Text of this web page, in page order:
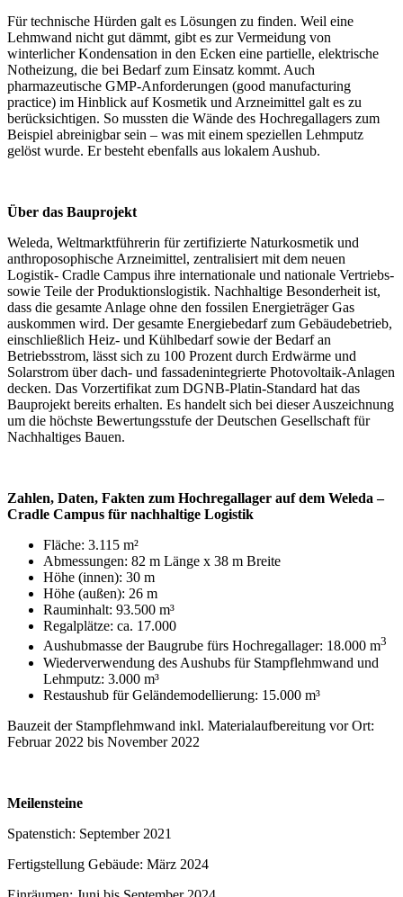
Für technische Hürden galt es Lösungen zu finden. Weil eine
Lehmwand nicht gut dämmt, gibt es zur Vermeidung von
winterlicher Kondensation in den Ecken eine partielle, elektrische
Notheizung, die bei Bedarf zum Einsatz kommt. Auch
pharmazeutische GMP-Anforderungen (good manufacturing
practice) im Hinblick auf Kosmetik und Arzneimittel galt es zu
berücksichtigen. So mussten die Wände des Hochregallagers zum
Beispiel abreinigbar sein – was mit einem speziellen Lehmputz
gelöst wurde. Er besteht ebenfalls aus lokalem Aushub.
Über das Bauprojekt
Weleda, Weltmarktführerin für zertifizierte Naturkosmetik und
anthroposophische Arzneimittel, zentralisiert mit dem neuen
Logistik- Cradle Campus ihre internationale und nationale Vertriebs-
sowie Teile der Produktionslogistik. Nachhaltige Besonderheit ist,
dass die gesamte Anlage ohne den fossilen Energieträger Gas
auskommen wird. Der gesamte Energiebedarf zum Gebäudebetrieb,
einschließlich Heiz- und Kühlbedarf sowie der Bedarf an
Betriebsstrom, lässt sich zu 100 Prozent durch Erdwärme und
Solarstrom über dach- und fassadenintegrierte Photovoltaik-Anlagen
decken. Das Vorzertifikat zum DGNB-Platin-Standard hat das
Bauprojekt bereits erhalten. Es handelt sich bei dieser Auszeichnung
um die höchste Bewertungsstufe der Deutschen Gesellschaft für
Nachhaltiges Bauen.
Zahlen, Daten, Fakten zum Hochregallager auf dem Weleda –
Cradle Campus für nachhaltige Logistik
Fläche: 3.115 m²
Abmessungen: 82 m Länge x 38 m Breite
Höhe (innen): 30 m
Höhe (außen): 26 m
Rauminhalt: 93.500 m³
Regalplätze: ca. 17.000
Aushubmasse der Baugrube fürs Hochregallager: 18.000 m3
Wiederverwendung des Aushubs für Stampflehmwand und
Lehmputz: 3.000 m³
Restaushub für Geländemodellierung: 15.000 m³
Bauzeit der Stampflehmwand inkl. Materialaufbereitung vor Ort:
Februar 2022 bis November 2022
Meilensteine
Spatenstich: September 2021
Fertigstellung Gebäude: März 2024